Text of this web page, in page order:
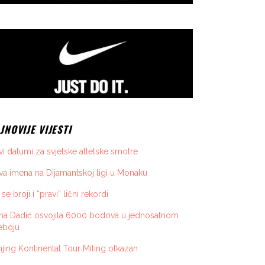
VIJESTI
datumi za svjetske atletske smotre
imena na Dijamantskoj ligi u Monaku
se broji i “pravi” lični rekordi
Dadić osvojila 6000 bodova u jednosatnom
Kontinental Tour Miting otkazan